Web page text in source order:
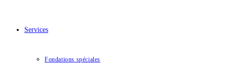
Services
Fondations spéciales